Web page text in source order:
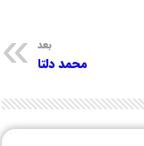
بعد
محمد دلتا